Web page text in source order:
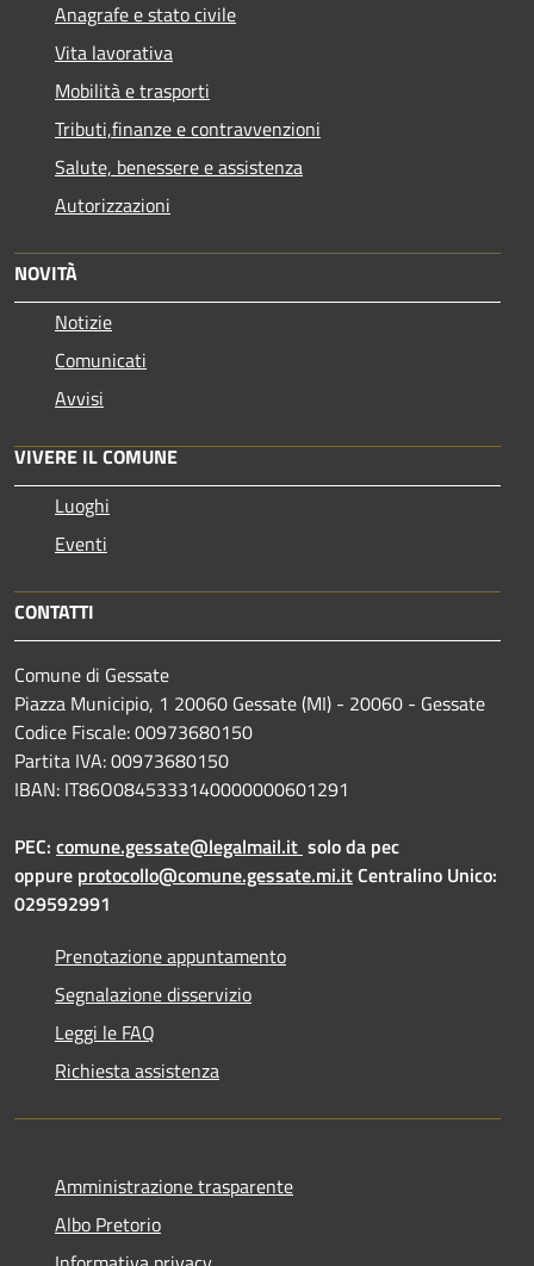
Anagrafe e stato civile
Vita lavorativa
Mobilità e trasporti
Tributi,finanze e contravvenzioni
Salute, benessere e assistenza
Autorizzazioni
NOVITÀ
Notizie
Comunicati
Avvisi
VIVERE IL COMUNE
Luoghi
Eventi
CONTATTI
Comune di Gessate
Piazza Municipio, 1 20060 Gessate (MI) - 20060 - Gessate
Codice Fiscale: 00973680150
Partita IVA: 00973680150
IBAN: IT86O0845333140000000601291
PEC: comune.gessate@legalmail.it solo da pec
oppure protocollo@comune.gessate.mi.itCentralino Unico:
029592991
Prenotazione appuntamento
Segnalazione disservizio
Leggi le FAQ
Richiesta assistenza
Amministrazione trasparente
Albo Pretorio